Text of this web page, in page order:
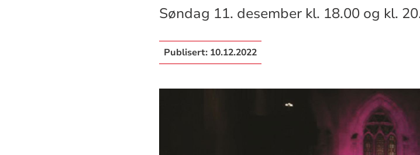
Søndag 11. desember kl. 18.00 og kl.
Publisert: 10.12.2022